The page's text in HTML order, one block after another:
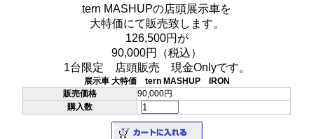
tern MASHUPの店頭展示車を
大特価にて販売致します。
126,500円が
90,000円（税込）
1台限定 店頭販売 現金Onlyです。
展示車 大特価 tern MASHUP IRON
販売価格
90,000円
購入数